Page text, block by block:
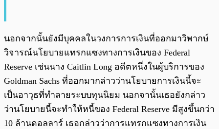
นอกจากนั้นยังมีบุคคลในวงการการเงินที่ออกมาวิพากษ์
วิจารณ์นโยบายแทรกแซงทางการเงินของ Federal
Reserve เช่นนาง Caitlin Long อดีตหนึ่งในผู้บริการของ
Goldman Sachs ที่ออกมากล่าวว่านโยบายการเงินนี้จะ
เป็นอาวุธที่ทำลายระบบทุนนิยม นอกจานั้นเธอยังกล่าว
ว่านโยบายนี้จะทำให้หนี้ของ Federal Reserve มีสูงขึ้นกว่า
10 ล้านดอลลาร์ เธอกล่าวว่าการแทรกแซงทางการเงิน